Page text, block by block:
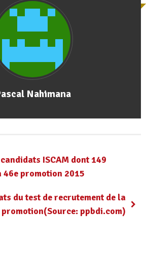
Nahimana
ISCAM dont 149
46e promotion 2015
du test de recrutement de la
ppbdi.com)